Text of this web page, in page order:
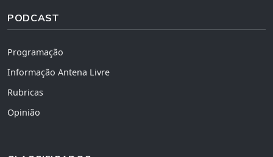
PODCAST
Programação
Informação Antena Livre
Rubricas
Opinião